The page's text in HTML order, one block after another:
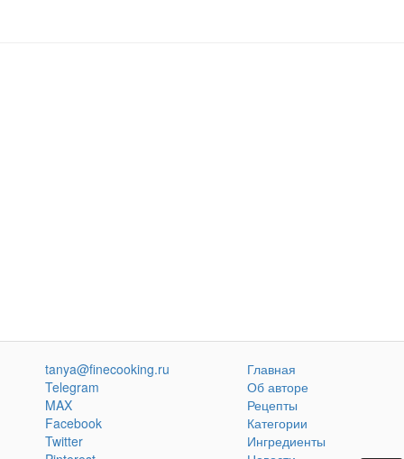
tanya@finecooking.ru
Telegram
MAX
Facebook
Twitter
Главная
Об авторе
Рецепты
Категории
Ингредиенты